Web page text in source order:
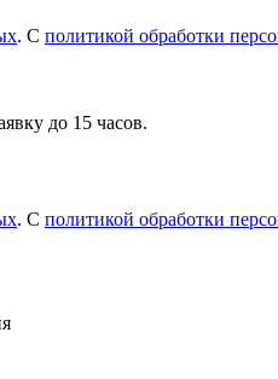
. С политикой обработки
до 15 часов.
. С политикой обработки